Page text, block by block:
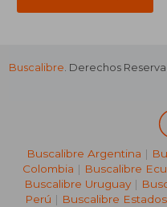
₡
Buscalibre. Derechos
Buscalibre Argentina |
Colombia | Buscalibre
Buscalibre Uruguay|
Perú | Buscalibre